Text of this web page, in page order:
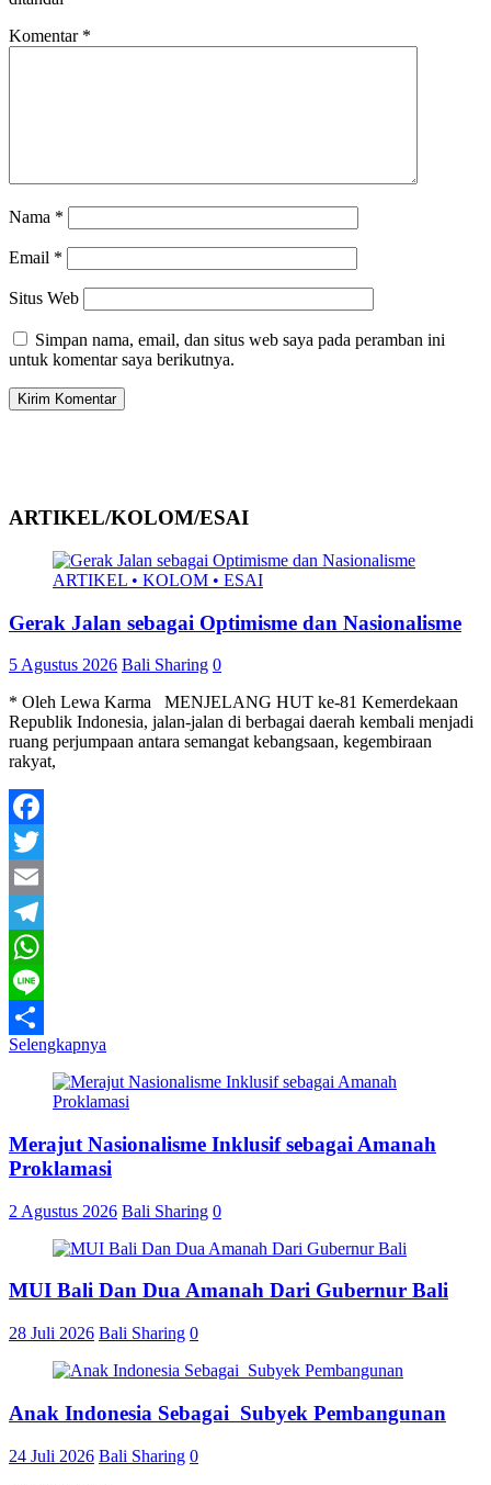
Komentar *
Nama *
Email *
Situs Web
Simpan nama, email, dan situs web saya pada peramban ini
untuk komentar saya berikutnya.
ARTIKEL/KOLOM/ESAI
ARTIKEL • KOLOM • ESAI
Gerak Jalan sebagai Optimisme dan Nasionalisme
5 Agustus 2026 Bali Sharing 0
* Oleh Lewa Karma MENJELANG HUT ke-81 Kemerdekaan
Republik Indonesia, jalan-jalan di berbagai daerah kembali menjadi
ruang perjumpaan antara semangat kebangsaan, kegembiraan
rakyat,
Facebook
Twitter
Email
Telegram
WhatsApp
Line
Share
Selengkapnya
Merajut Nasionalisme Inklusif sebagai Amanah
Proklamasi
2 Agustus 2026 Bali Sharing 0
MUI Bali Dan Dua Amanah Dari Gubernur Bali
28 Juli 2026 Bali Sharing 0
Anak Indonesia Sebagai Subyek Pembangunan
24 Juli 2026 Bali Sharing 0